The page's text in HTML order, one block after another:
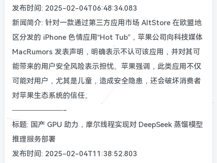
发布时间: 2025-02-04T06:48:34.083
新闻简介: 针对一款通过第三方应用市场 AltStore 在欧盟地
区分发的 iPhone 色情应用“Hot Tub”，苹果公司向科技媒体
MacRumors 发表声明，明确表示不认可该应用，并对其可
能带来的用户安全风险表示担忧。苹果强调，此类应用不仅
可能对用户，尤其是儿童，造成安全隐患，还会破坏消费者
对苹果生态系统的信任。
———————-
标题: 国产 GPU 助力，摩尔线程实现对 DeepSeek 蒸馏模型
推理服务部署
发布时间: 2025-02-04T11:38:52.803